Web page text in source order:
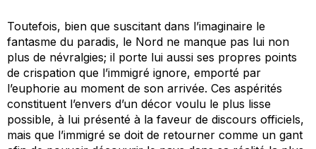
Toutefois, bien que suscitant dans l’imaginaire le
fantasme du paradis, le Nord ne manque pas lui non
plus de névralgies; il porte lui aussi ses propres points
de crispation que l’immigré ignore, emporté par
l’euphorie au moment de son arrivée. Ces aspérités
constituent l’envers d’un décor voulu le plus lisse
possible, à lui présenté à la faveur de discours officiels,
mais que l’immigré se doit de retourner comme un gant